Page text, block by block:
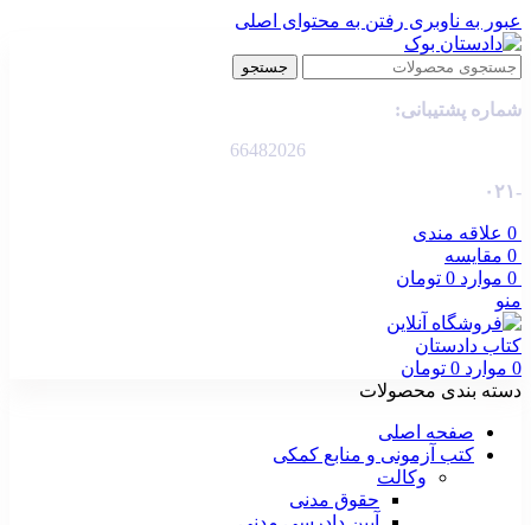
عبور به ناوبری رفتن به محتوای اصلی
جستجو
شماره پشتیبانی:
66482026
-۰۲۱
0 علاقه مندی
0 مقایسه
0 موارد 0 تومان
منو
0 موارد 0 تومان
دسته بندی محصولات
صفحه اصلی
کتب آزمونی و منابع کمکی
وکالت
حقوق مدنی